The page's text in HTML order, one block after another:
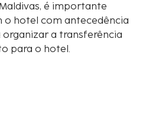
é importante
hotel com antecedência
organizar a transferência
para o hotel.